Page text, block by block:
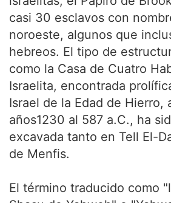
casi 30 esclavos con
noroeste, algunos que
hebreos. El tipo de
como la Casa de Cuatro
Israelita, encontrada
Israel de la Edad de Hierro,
años1230 al 587 a.C., ha
excavada tanto en Tell El-
de Menfis.
El término traducido como